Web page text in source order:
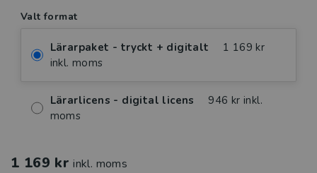
Valt format
Lärarpaket - tryckt + digitalt
1 169 kr
inkl. moms
Lärarlicens - digital licens
946 kr inkl.
moms
1 169 kr inkl. moms